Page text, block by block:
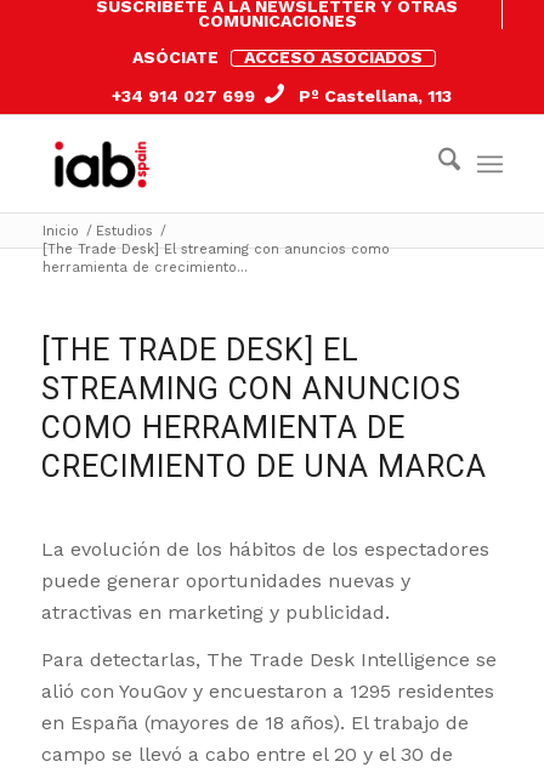
SUSCRÍBETE A LA NEWSLETTER Y OTRAS
COMUNICACIONES
ASÓCIATE
ACCESO ASOCIADOS
+34 914 027 699
Pº Castellana, 113
Inicio / Estudios /
[The Trade Desk] El streaming con anuncios como
herramienta de crecimiento...
[THE TRADE DESK] EL
STREAMING CON ANUNCIOS
COMO HERRAMIENTA DE
CRECIMIENTO DE UNA MARCA
La evolución de los hábitos de los espectadores
puede generar oportunidades nuevas y
atractivas en marketing y publicidad.
Para detectarlas, The Trade Desk Intelligence se
alió con YouGov y encuestaron a 1295 residentes
en España (mayores de 18 años). El trabajo de
campo se llevó a cabo entre el 20 y el 30 de